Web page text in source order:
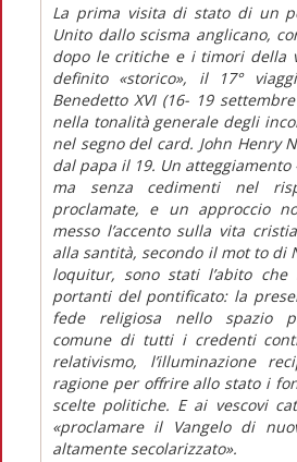
La prima visita di stato di un
Unito dallo scisma anglicano,
dopo le critiche e i timori della
definito «storico», il 17°
Benedetto XVI (16- 19
nella tonalità generale degli
nel segno del card. John Henry
dal papa il 19. Un atteggiamento
ma senza cedimenti nel
proclamate, e un approccio
messo l’accento sulla vita
alla santità, secondo il mot to di
loquitur, sono stati l’abito
portanti del pontificato: la
fede religiosa nello spazio
comune di tutti i credenti
relativismo, l’illuminazione
ragione per offrire allo stato i
scelte politiche. E ai vescovi
«proclamare il Vangelo di
altamente secolarizzato».